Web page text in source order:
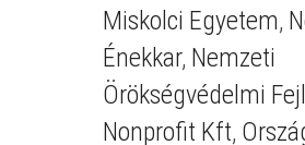
Miskolci Egyetem,
Énekkar, Nemzeti
Örökségvédelmi
Nonprofit Kft,